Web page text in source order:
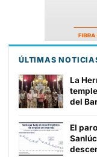
ÚLTIMAS
La
del
El